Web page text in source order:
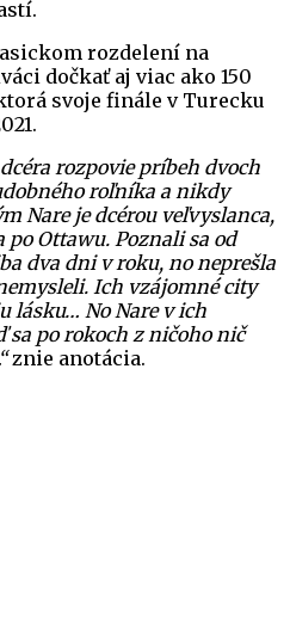
rozdelení na
dočkať aj viac ako 150
svoje finále v Turecku
rozpovie príbeh dvoch
roľníka a nikdy
Nare je dcérou veľvyslanca,
po Ottawu. Poznali sa od
dva dni v roku, no neprešla
Ich vzájomné city
lásku… No Nare v ich
sa po rokoch z ničoho nič
znie anotácia.